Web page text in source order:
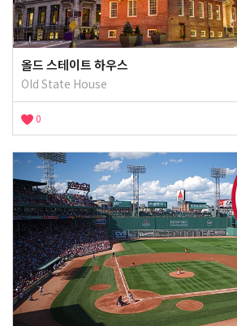
올드 스테이트 하우스
Old State House
0